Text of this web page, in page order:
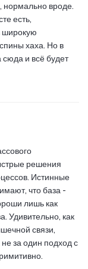
нормально вроде.
есть,
широкую
хаха. Но в
и всё будет
решения
Истинные
что база -
лишь как
Удивительно, как
связи,
за один подход с